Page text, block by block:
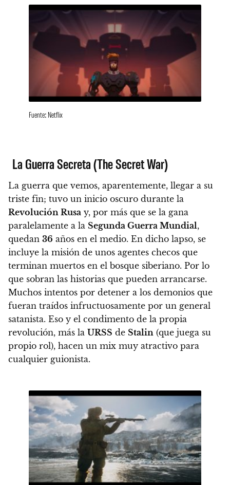
Fuente: Netflix
La Guerra Secreta (The Secret War)
La guerra que vemos, aparentemente, llegar a su
triste fin; tuvo un inicio oscuro durante la
Revolución Rusa y, por más que se la gana
paralelamente a la Segunda Guerra Mundial,
quedan 36 años en el medio. En dicho lapso, se
incluye la misión de unos agentes checos que
terminan muertos en el bosque siberiano. Por lo
que sobran las historias que pueden arrancarse.
Muchos intentos por detener a los demonios que
fueran traídos infructuosamente por un general
satanista. Eso y el condimento de la propia
revolución, más la URSS de Stalin (que juega su
propio rol), hacen un mix muy atractivo para
cualquier guionista.